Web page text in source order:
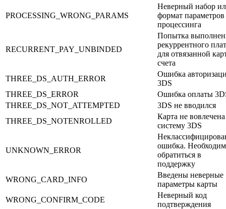
PROCESSING_WRONG_PARAMS
Неверный набор
формат параметров
процессинга
RECURRENT_PAY_UNBINDED
Попытка
рекуррентного
для отвязанной
счета
THREE_DS_AUTH_ERROR
Ошибка
3DS
THREE_DS_ERROR
Ошибка оплаты
THREE_DS_NOT_ATTEMPTED
3DS не вводился
THREE_DS_NOTENROLLED
Карта не
систему 3DS
UNKNOWN_ERROR
ошибка.
обратиться в
поддержку
WRONG_CARD_INFO
Введены неверные
параметры карты
WRONG_CONFIRM_CODE
Неверный код
подтверждения